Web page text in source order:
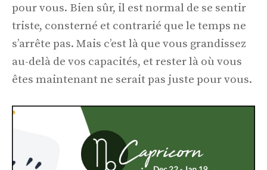
pour vous. Bien sûr, il est normal de se sentir
triste, consterné et contrarié que le temps ne
s’arrête pas. Mais c’est là que vous grandissez
au-delà de vos capacités, et rester là où vous
êtes maintenant ne serait pas juste pour vous.